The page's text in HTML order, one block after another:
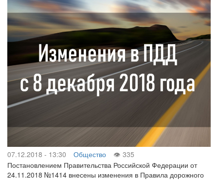
07.12.2018 - 13:30 Общество
335
Постановлением Правительства Российской Федерации от
24.11.2018 №1414 внесены изменения в Правила дорожного